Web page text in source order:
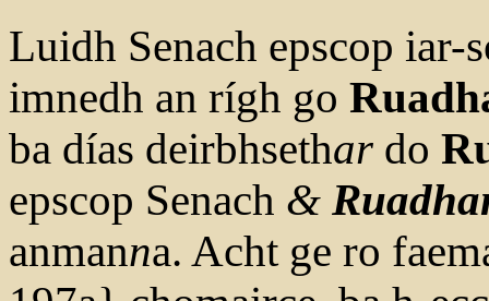
Luidh Senach epscop
imnedh an rígh go
ba días deirbhsethar do
epscop Senach &
anmanna. Acht ge ro